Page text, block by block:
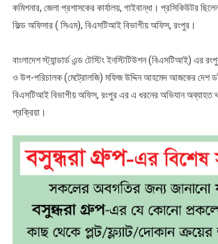
কমিশনার, জেলা প্রশাসকের কার্যালয়, গাইবান্ধা। প্রসিকিউটর
ফিল্ড অফিসার ( সিএম), বিএসটিআই বিভাগীয় অফিস, রংপুর।
বাংলাদেশ স্ট্যান্ডার্ড এন্ড টেস্টিং ইনস্টিটিউশন (বিএসটিআই) এর
ও উপ-পরিচালক (মেট্রোলজি) মফিজ উদ্দিন আহমেদ আজকের দেশ
বিএসটিআই বিভাগীয় অফিস, রংপুর এর এ ধরনের অভিযান অব্যাহত
প্রক্রিয়া।